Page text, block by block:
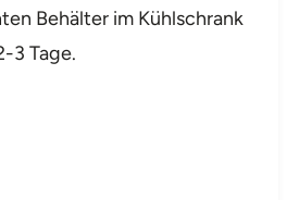
Behälter im Kühlschrank
3 Tage.